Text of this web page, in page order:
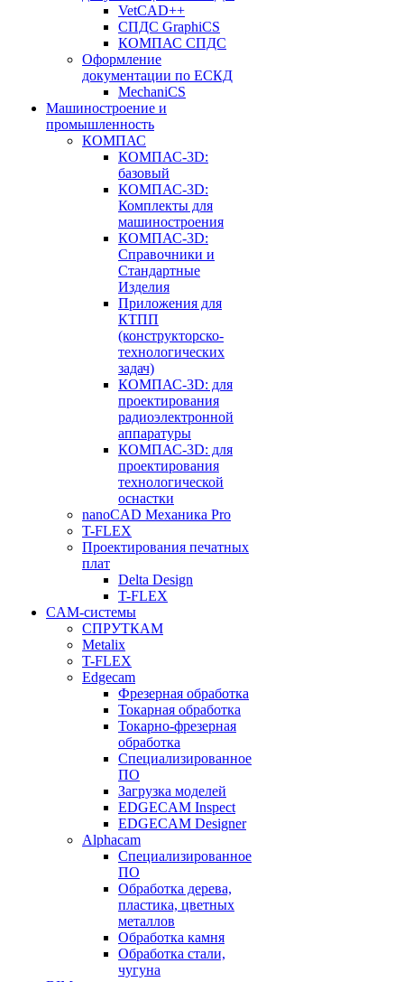
VetCAD++
СПДС GraphiCS
КОМПАС СПДС
Оформление
документации по ЕСКД
MechaniCS
Машиностроение и
промышленность
КОМПАС
КОМПАС-3D:
базовый
КОМПАС-3D:
Комплекты для
машиностроения
КОМПАС-3D:
Справочники и
Стандартные
Изделия
Приложения для
КТПП
(конструкторско-
технологических
задач)
КОМПАС-3D: для
проектирования
радиоэлектронной
аппаратуры
КОМПАС-3D: для
проектирования
технологической
оснастки
nanoCAD Механика Pro
T-FLEX
Проектирования печатных
плат
Delta Design
T-FLEX
CAM-системы
СПРУТКAM
Metalix
T-FLEX
Edgecam
Фрезерная обработка
Токарная обработка
Токарно-фрезерная
обработка
Специализированное
ПО
Загрузка моделей
EDGECAM Inspect
EDGECAM Designer
Alphacam
Специализированное
ПО
Обработка дерева,
пластика, цветных
металлов
Обработка камня
Обработка стали,
чугуна